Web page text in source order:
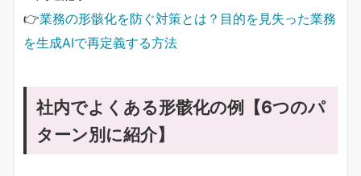
👉業務の形骸化を防ぐ対策とは？目的を見失った業務
を生成AIで再定義する方法
社内でよくある形骸化の例【6つのパ
ターン別に紹介】